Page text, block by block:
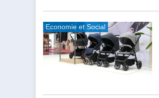
Economie et Social